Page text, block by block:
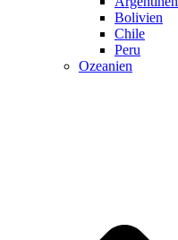
Bolivien
Chile
Peru
Ozeanien